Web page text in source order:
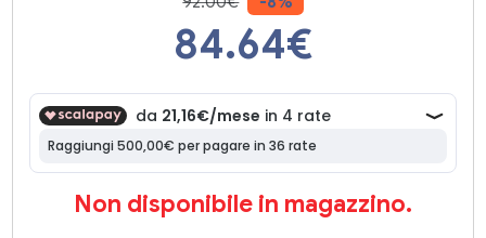
84.64€
Non disponibile in magazzino.